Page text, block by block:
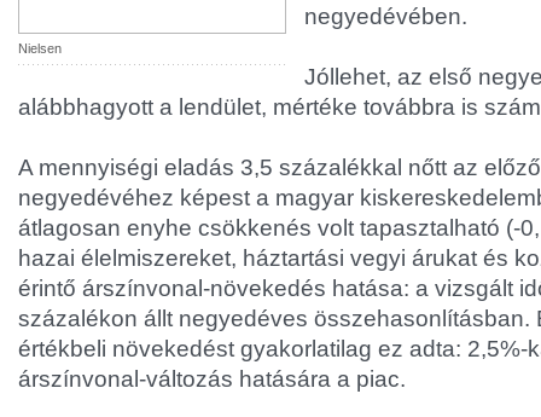
Nielsen
negyedévében.
Jóllehet, az első
alábbhagyott a lendület, mértéke továbbra is
A mennyiségi eladás 3,5 százalékkal nőtt az
negyedévéhez képest a magyar
átlagosan enyhe csökkenés volt tapasztalható (-
hazai élelmiszereket, háztartási vegyi árukat és
érintő árszínvonal-növekedés hatása: a vizsgált
százalékon állt negyedéves összehasonlításban.
értékbeli növekedést gyakorlatilag ez adta: 2,5%-
árszínvonal-változás hatására a piac.